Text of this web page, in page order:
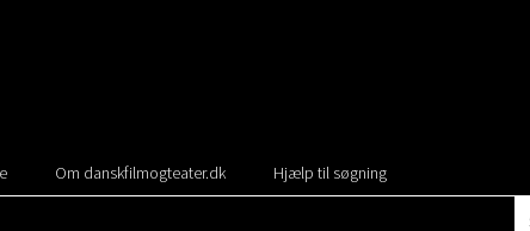
Om danskfilmogteater.dk Hjælp til søgning